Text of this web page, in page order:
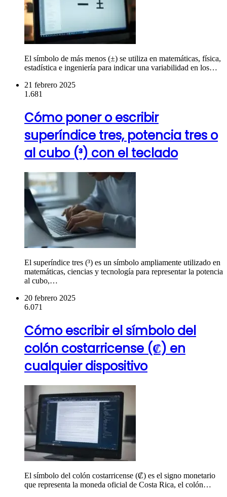
El símbolo de más menos (±) se utiliza en matemáticas, física,
estadística e ingeniería para indicar una variabilidad en los…
21 febrero 2025
1.681
Cómo poner o escribir
superíndice tres, potencia tres o
al cubo (³) con el teclado
El superíndice tres (³) es un símbolo ampliamente utilizado en
matemáticas, ciencias y tecnología para representar la potencia
al cubo,…
20 febrero 2025
6.071
Cómo escribir el símbolo del
colón costarricense (₡) en
cualquier dispositivo
El símbolo del colón costarricense (₡) es el signo monetario
que representa la moneda oficial de Costa Rica, el colón…